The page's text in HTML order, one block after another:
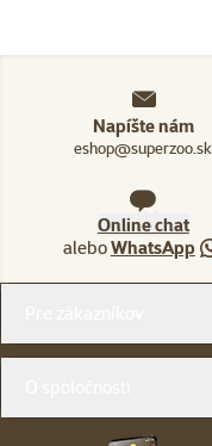
Napíšte nám
eshop@superzoo.sk
Online chat
aleboWhatsApp